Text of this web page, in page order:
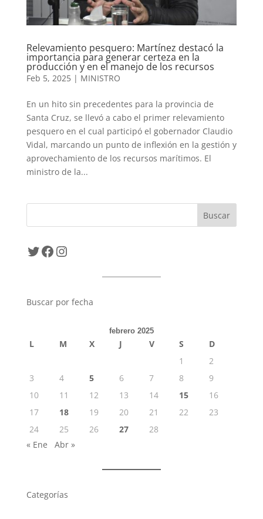
Relevamiento pesquero: Martínez destacó la
importancia para generar certeza en la
producción y en el manejo de los recursos
Feb 5, 2025| MINISTRO
En un hito sin precedentes para la provincia de
Santa Cruz, se llevó a cabo el primer relevamiento
pesquero en el cual participó el gobernador Claudio
Vidal, marcando un punto de inflexión en la gestión y
aprovechamiento de los recursos marítimos. El
ministro de la...
Twitter
Facebook
Instagram
Buscar por fecha
febrero 2025
L M X J V S
D
1
2
3
4 5 6 7 8
9
10
11 12 13 14 15
16
17
18 19 20 21 22
23
24
25 26 27
28
« Ene
Abr »
Categorías